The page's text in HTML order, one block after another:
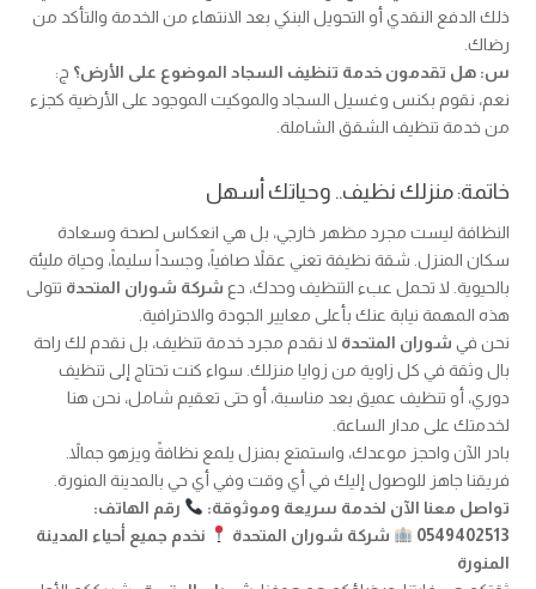
ذلك الدفع النقدي أو التحويل البنكي بعد الانتهاء من الخدمة والتأكد من
رضاك.
س: هل تقدمون خدمة تنظيف السجاد الموضوع على الأرض؟ ج:
نعم، نقوم بكنس وغسيل السجاد والموكيت الموجود على الأرضية كجزء
من خدمة تنظيف الشقق الشاملة.
خاتمة: منزلك نظيف.. وحياتك أسهل
النظافة ليست مجرد مظهر خارجي، بل هي انعكاس لصحة وسعادة
سكان المنزل. شقة نظيفة تعني عقلاً صافياً، وجسداً سليماً، وحياة مليئة
بالحيوية. لا تحمل عبء التنظيف وحدك، دع شركة شوران المتحدة تتولى
هذه المهمة نيابة عنك بأعلى معايير الجودة والاحترافية.
نحن في شوران المتحدة لا نقدم مجرد خدمة تنظيف، بل نقدم لك راحة
بال وثقة في كل زاوية من زوايا منزلك. سواء كنت تحتاج إلى تنظيف
دوري، أو تنظيف عميق بعد مناسبة، أو حتى تعقيم شامل، نحن هنا
لخدمتك على مدار الساعة.
بادر الآن واحجز موعدك، واستمتع بمنزل يلمع نظافةً ويزهو جمالاً.
فريقنا جاهز للوصول إليك في أي وقت وفي أي حي بالمدينة المنورة.
تواصل معنا الآن لخدمة سريعة وموثوقة:
رقم الهاتف:
0549402513
شركة شوران المتحدة
نخدم جميع أحياء المدينة
المنورة